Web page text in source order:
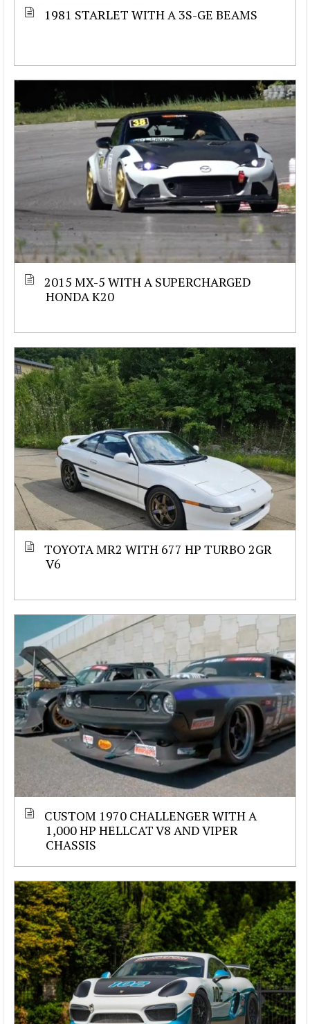
1981 STARLET WITH A 3S-GE BEAMS
2015 MX-5 WITH A SUPERCHARGED
HONDA K20
TOYOTA MR2 WITH 677 HP TURBO 2GR
V6
CUSTOM 1970 CHALLENGER WITH A
1,000 HP HELLCAT V8 AND VIPER
CHASSIS